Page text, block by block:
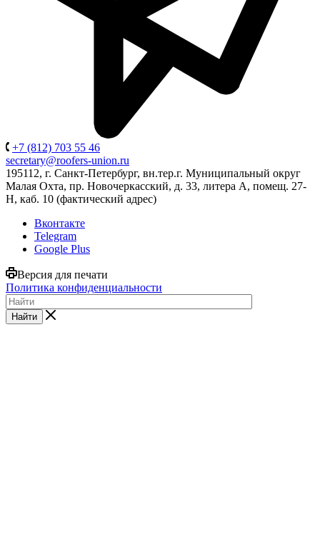
+7 (812) 703 55 46
secretary@roofers-union.ru
195112, г. Санкт-Петербург, вн.тер.г. Муниципальный округ
Малая Охта, пр. Новочеркасский, д. 33, литера А, помещ. 27-
Н, каб. 10 (фактический адрес)
Вконтакте
Telegram
Google Plus
Версия для печати
Политика конфиденциальности
Найти